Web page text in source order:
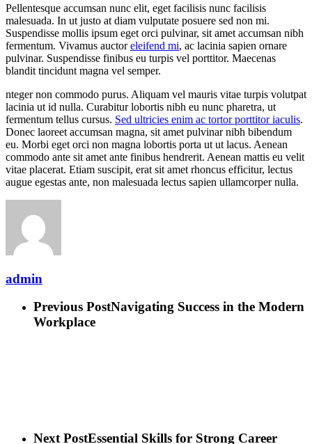
Pellentesque accumsan nunc elit, eget facilisis nunc facilisis
malesuada. In ut justo at diam vulputate posuere sed non mi.
Suspendisse mollis ipsum eget orci pulvinar, sit amet accumsan nibh
fermentum. Vivamus auctoreleifend mi, ac lacinia sapien ornare
pulvinar. Suspendisse finibus eu turpis vel porttitor. Maecenas
blandit tincidunt magna vel semper.
nteger non commodo purus. Aliquam vel mauris vitae turpis volutpat
lacinia ut id nulla. Curabitur lobortis nibh eu nunc pharetra, ut
fermentum tellus cursus. Sed ultricies enim ac tortor porttitor iaculis.
Donec laoreet accumsan magna, sit amet pulvinar nibh bibendum
eu. Morbi eget orci non magna lobortis porta ut ut lacus. Aenean
commodo ante sit amet ante finibus hendrerit. Aenean mattis eu velit
vitae placerat. Etiam suscipit, erat sit amet rhoncus efficitur, lectus
augue egestas ante, non malesuada lectus sapien ullamcorper nulla.
admin
Previous PostNavigating Success in the Modern
Workplace
Next PostEssential Skills for Strong Career